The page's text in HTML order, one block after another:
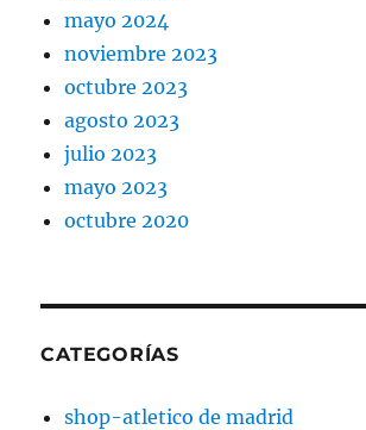
mayo 2024
noviembre 2023
octubre 2023
agosto 2023
julio 2023
mayo 2023
octubre 2020
CATEGORÍAS
shop-atletico de madrid